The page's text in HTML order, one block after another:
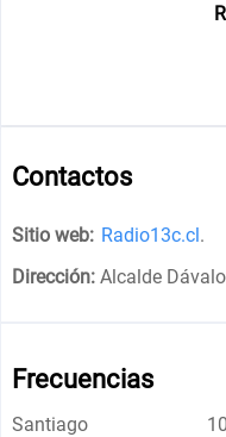
Contactos
Sitio web: Radio13c.cl.
Dirección: Alcalde
Frecuencias
Santiago